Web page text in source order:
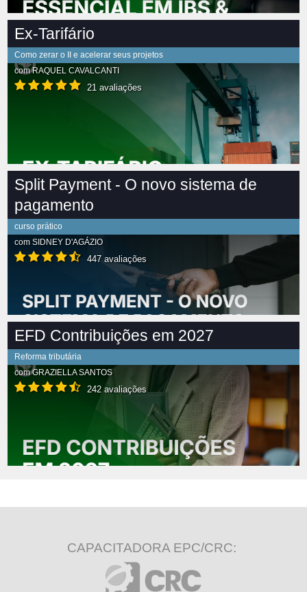
Ex-Tarifário
Como zerar o II e acelerar seus projetos
comRAQUEL CAVALCANTI
21 avaliações
Split Payment - O novo sistema de
pagamento
curso prático
com SIDNEY D'AGÁZIO
447 avaliações
EFD Contribuições em 2027
Reforma tributária
comGRAZIELLA SANTOS
242 avaliações
CAPACITADORA EPC/CRC: